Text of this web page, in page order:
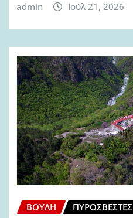
admin Ιούλ 21, 2026
ΒΟΥΛΉ ΠΥΡΟΣΒΈΣΤΕΣ